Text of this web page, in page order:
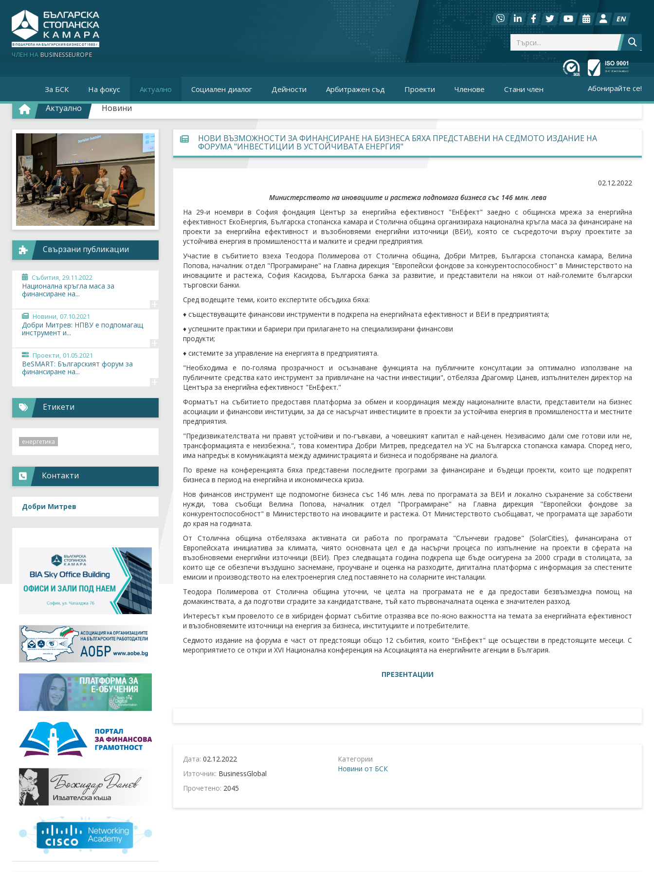
ЧЛЕН НА BUSINESSEUROPE
EN
За БСК На фокус Актуално Социален диалог Дейности Арбитражен съд Проекти Членове Стани член Абонирайте се!
Актуално Новини
НОВИ ВЪЗМОЖНОСТИ ЗА ФИНАНСИРАНЕ НА БИЗНЕСА БЯХА ПРЕДСТАВЕНИ НА СЕДМОТО ИЗДАНИЕ НА
ФОРУМА "ИНВЕСТИЦИИ В УСТОЙЧИВАТА ЕНЕРГИЯ"
02.12.2022
Министерството на иновациите и растежа подпомага бизнеса със 146 млн. лева
На 29-и ноември в София фондация Център за енергийна ефективност "ЕнЕфект" заедно с общинска мрежа за енергийна
ефективност ЕкоЕнергия, Българска стопанска камара и Столична община организираха национална кръгла маса за финансиране на
проекти за енергийна ефективност и възобновяеми енергийни източници (ВЕИ), която се съсредоточи върху проектите за
устойчива енергия в промишлеността и малките и средни предприятия.
Участие в събитието взеха Теодора Полимерова от Столична община, Добри Митрев, Българска стопанска камара, Велина
Попова, началник отдел "Програмиране" на Главна дирекция "Европейски фондове за конкурентоспособност" в Министерството на
иновациите и растежа, София Касидова, Българска банка за развитие, и представители на някои от най-големите български
търговски банки.
Сред водещите теми, които експертите обсъдиха бяха:
♦ съществуващите финансови инструменти в подкрепа на енергийната ефективност и ВЕИ в предприятията;
♦ успешните практики и бариери при прилагането на специализирани финансови
продукти;
♦ системите за управление на енергията в предприятията.
"Необходима е по-голяма прозрачност и осъзнаване функцията на публичните консултации за оптимално използване на
публичните средства като инструмент за привличане на частни инвестиции", отбеляза Драгомир Цанев, изпълнителен директор на
Центъра за енергийна ефективност "ЕнЕфект."
Форматът на събитието предоставя платформа за обмен и координация между националните власти, представители на бизнес
асоциации и финансови институции, за да се насърчат инвестициите в проекти за устойчива енергия в промишлеността и местните
предприятия.
"Предизвикателствата ни правят устойчиви и по-гъвкави, а човешкият капитал е най-ценен. Незивасимо дали сме готови или не,
трансформацията е неизбежна.", това коментираДобри Митрев, председател на УС на Българска стопанска камара. Според него,
има напредък в комуникацията между администрацията и бизнеса и подобряване на диалога.
По време на конференцията бяха представени последните програми за финансиране и бъдещи проекти, които ще подкрепят
бизнеса в период на енергийна и икономическа криза.
Нов финансов инструмент ще подпомогне бизнеса със 146 млн. лева по програмата за ВЕИ и локално съхранение за собствени
нужди, това съобщи Велина Попова, началник отдел "Програмиране" на Главна дирекция "Европейски фондове за
конкурентоспособност" в Министерството на иновациите и растежа. От Министерството съобщават, че програмата ще заработи
до края на годината.
От Столична община отбелязаха активната си работа по програмата "Слънчеви градове" (SolarCities), финансирана от
Европейската инициатива за климата, чиято основната цел е да насърчи процеса по изпълнение на проекти в сферата на
възобновяеми енергийни източници (ВЕИ). През следващата година подкрепа ще бъде осигурена за 2000 сгради в столицата, за
които ще се обезпечи въздушно заснемане, проучване и оценка на разходите, дигитална платформа с информация за спестените
емисии и производството на електроенергия след поставянето на соларните инсталации.
Теодора Полимерова от Столична община уточни, че целта на програмата не е да предостави безвъзмездна помощ на
домакинствата, а да подготви сградите за кандидатстване, тъй като първоначалната оценка е значителен разход.
Интересът към провелото се в хибриден формат събитие отразява все по-ясно важността на темата за енергийната ефективност
и възобновяемите източници на енергия за бизнеса, институциите и потребителите.
Седмото издание на форума е част от предстоящи общо 12 събития, които "ЕнЕфект" ще осъществи в предстоящите месеци. С
мероприятието се откри и XVI Национална конференция на Асоциацията на енергийните агенции в България.
ПРЕЗЕНТАЦИИ
Дата: 02.12.2022
Източник: BusinessGlobal
Прочетено: 2045
Категории
Новини от БСК
Свързани публикации
Събития, 29.11.2022
Национална кръгла маса за
финансиране на...
+
Новини, 07.10.2021
Добри Митрев: НПВУ е подпомагащ
инструмент и...
+
Проекти, 01.05.2021
BeSMART: Българският форум за
финансиране на...
+
Етикети
енергетика
Контакти
Добри Митрев